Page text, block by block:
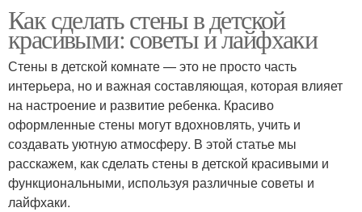
Как сделать стены в детской
красивыми: советы и лайфхаки
Стены в детской комнате — это не просто часть
интерьера, но и важная составляющая, которая влияет
на настроение и развитие ребенка. Красиво
оформленные стены могут вдохновлять, учить и
создавать уютную атмосферу. В этой статье мы
расскажем, как сделать стены в детской красивыми и
функциональными, используя различные советы и
лайфхаки.